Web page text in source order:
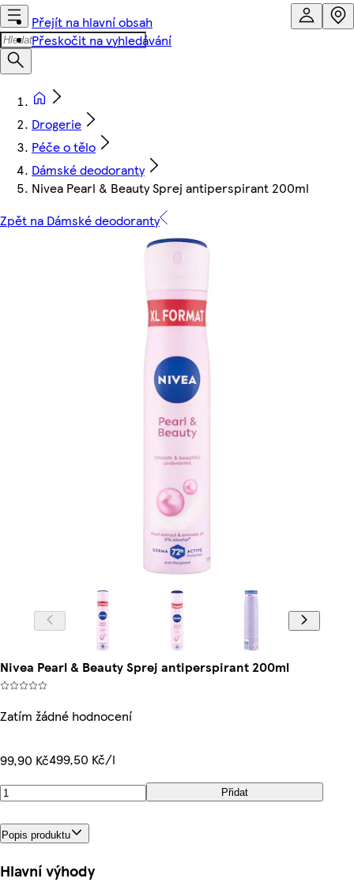
Přejít na hlavní obsah
Přeskočit na vyhledávání
Drogerie
Péče o tělo
Dámské deodoranty
Nivea Pearl & Beauty Sprej antiperspirant 200ml
Zpět na Dámské deodoranty
Nivea Pearl & Beauty Sprej antiperspirant 200ml
Zatím žádné hodnocení
99,90 Kč499,50 Kč/l
Přidat
Popis produktu
Hlavní výhody